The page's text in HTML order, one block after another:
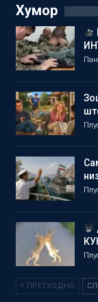
Хумор
ПРЕТХОДНО